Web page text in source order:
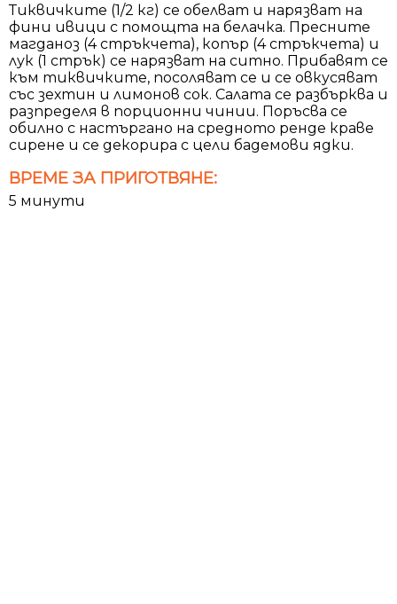
Тиквичките (1/2 кг) се обелват и нарязват на
фини ивици с помощта на белачка. Пресните
магданоз (4 стръкчета), копър (4 стръкчета) и
лук (1 стрък) се нарязват на ситно. Прибавят се
към тиквичките, посоляват се и се овкусяват
със зехтин и лимонов сок. Салата се разбърква и
разпределя в порционни чинии. Поръсва се
обилно с настъргано на средното ренде краве
сирене и се декорира с цели бадемови ядки.
ВРЕМЕ ЗА ПРИГОТВЯНЕ:
5 минути